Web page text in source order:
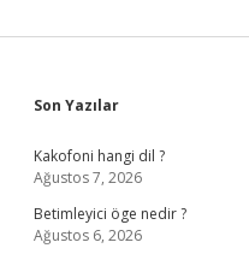
Sidebar
Son Yazılar
Kakofoni hangi dil ?
Ağustos 7, 2026
Betimleyici öge nedir ?
Ağustos 6, 2026